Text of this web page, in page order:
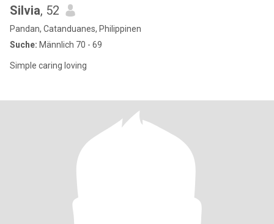
Silvia, 52
Pandan, Catanduanes, Philippinen
Suche: Männlich 70 - 69
Simple caring loving